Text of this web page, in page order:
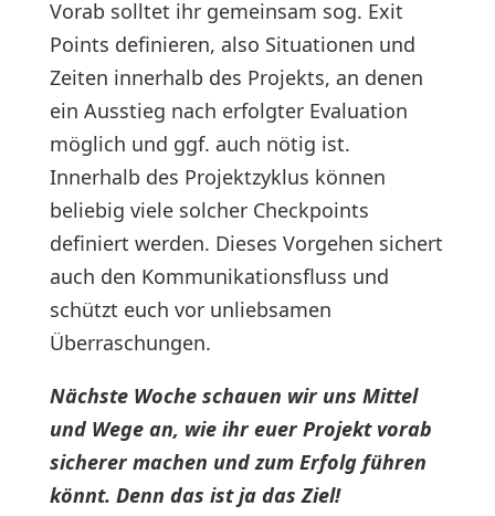
Vorab solltet ihr gemeinsam sog. Exit
Points definieren, also Situationen und
Zeiten innerhalb des Projekts, an denen
ein Ausstieg nach erfolgter Evaluation
möglich und ggf. auch nötig ist.
Innerhalb des Projektzyklus können
beliebig viele solcher Checkpoints
definiert werden. Dieses Vorgehen sichert
auch den Kommunikationsfluss und
schützt euch vor unliebsamen
Überraschungen.
Nächste Woche schauen wir uns Mittel
und Wege an, wie ihr euer Projekt vorab
sicherer machen und zum Erfolg führen
könnt. Denn das ist ja das Ziel!